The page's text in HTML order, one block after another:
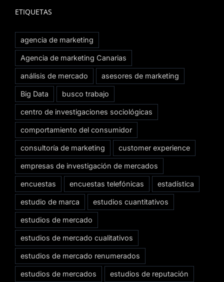
ETIQUETAS
agencia de marketing
Agencia de marketing Canarias
análisis de mercado asesores de marketing
Big Data busco trabajo
centro de investigaciones sociológicas
comportamiento del consumidor
consultoría de marketing customer experience
empresas de investigación de mercados
encuestas encuestas telefónicas estadística
estudio de marca estudios cuantitativos
estudios de mercado
estudios de mercado cualitativos
estudios de mercado renumerados
estudios de mercados estudios de reputación